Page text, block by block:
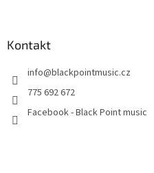
Kontakt
info@blackpointmusic.cz
775 692 672
Facebook - Black Point music